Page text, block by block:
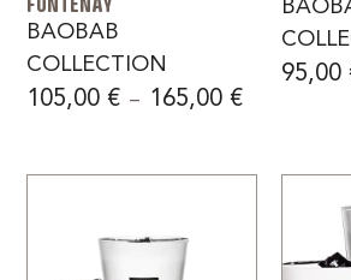
BAOBAB
COLLECTION
105,00€ – 165,00€
95,00